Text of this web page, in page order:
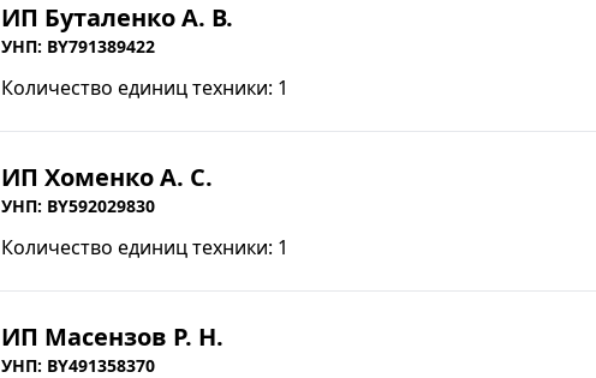
ИП Буталенко А. В.
УНП: BY791389422
Количество единиц техники: 1
ИП Хоменко А. С.
УНП: BY592029830
Количество единиц техники: 1
ИП Масензов Р. Н.
УНП: BY491358370